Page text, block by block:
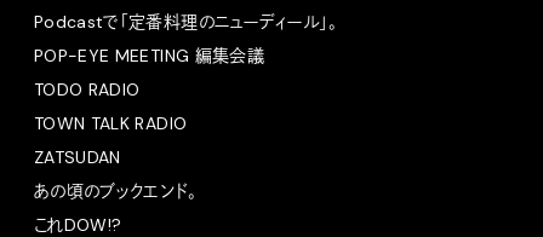
Podcastで「定番料理のニューディール」。
POP-EYE MEETING 編集会議
TODO RADIO
TOWN TALK RADIO
ZATSUDAN
あの頃のブックエンド。
これDOW!?